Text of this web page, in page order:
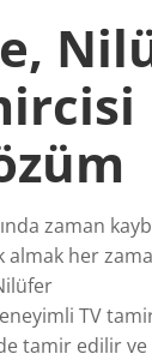
zaman
almak her
TV
tamir edilir